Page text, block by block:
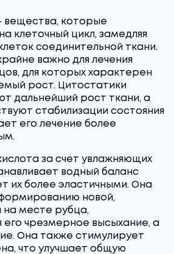
вещества, которые
клеточный цикл, замедляя
соединительной ткани.
важно для лечения
для которых характерен
рост. Цитостатики
дальнейший рост ткани, а
стабилизации состояния
его лечение более
за счет увлажняющих
водный баланс
их более эластичными. Она
новой,
на месте рубца,
чрезмерное высыхание, а
Она также стимулирует
что улучшает общую